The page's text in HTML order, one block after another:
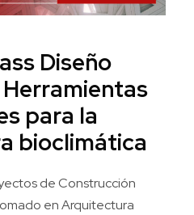
Diseño
para la
bioclimática
de Construcción
en Arquitectura